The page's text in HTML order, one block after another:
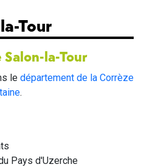
Tour
la-Tour
le département de la Corrèze
.
Pays d'Uzerche